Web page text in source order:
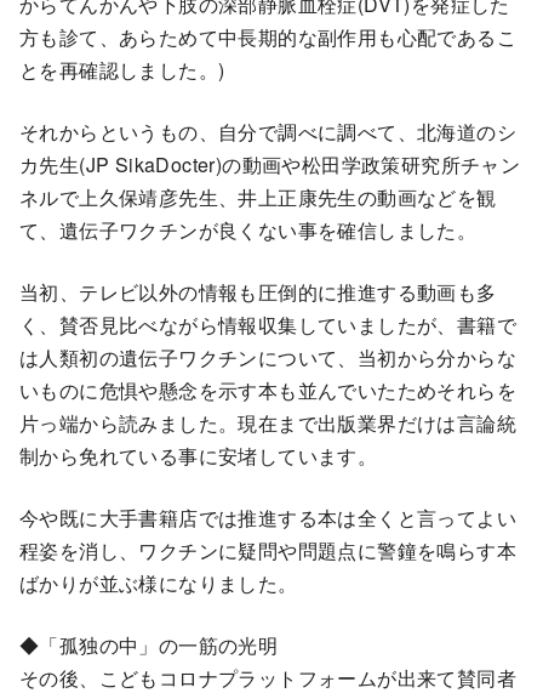
方も診て、あらためて中長期的な副作用も心配であるこ
とを再確認しました。)
それからというもの、自分で調べに調べて、北海道のシ
カ先生(JP SikaDocter)の動画や松田学政策研究所チャン
ネルで上久保靖彦先生、井上正康先生の動画などを観
て、遺伝子ワクチンが良くない事を確信しました。
当初、テレビ以外の情報も圧倒的に推進する動画も多
く、賛否見比べながら情報収集していましたが、書籍で
は人類初の遺伝子ワクチンについて、当初から分からな
いものに危惧や懸念を示す本も並んでいたためそれらを
片っ端から読みました。現在まで出版業界だけは言論統
制から免れている事に安堵しています。
今や既に大手書籍店では推進する本は全くと言ってよい
程姿を消し、ワクチンに疑問や問題点に警鐘を鳴らす本
ばかりが並ぶ様になりました。
◆「孤独の中」の一筋の光明
その後、こどもコロナプラットフォームが出来て賛同者